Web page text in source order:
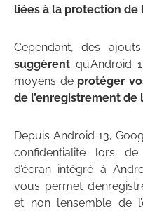
liées à la protection de
Cependant, des
suggèrent qu’Android
moyens de protéger
de l’enregistrement de
Depuis Android 13,
confidentialité lors de
d’écran intégré à
vous permet
et non l’ensemble de